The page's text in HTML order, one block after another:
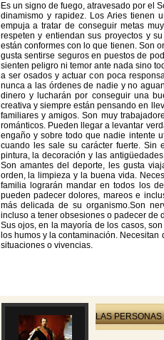
Es un signo de fuego, atravesado por el
dinamismo y rapidez. Los Aries tienen
empuja a tratar de conseguir metas
respeten y entiendan sus proyectos y
están conformes con lo que tienen. Son
gusta sentirse seguros en puestos de
sienten peligro ni temor ante nada sino
a ser osados y actuar con poca
nunca a las órdenes de nadie y no
dinero y lucharán por conseguir una
creativa y siempre están pensando en
familiares y amigos. Son muy
románticos. Pueden llegar a levantar
engaño y sobre todo que nadie intente
cuando les sale su carácter fuerte. Sin
pintura, la decoración y las
Son amantes del deporte, les gusta
orden, la limpieza y la buena vida.
familia lograrán mandar en todos los
pueden padecer dolores, mareos e
más delicada de su organismo.Son
incluso a tener obsesiones o padecer de
Sus ojos, en la mayoría de los casos,
los humos y la contaminación.
situaciones o vivencias.
LAS